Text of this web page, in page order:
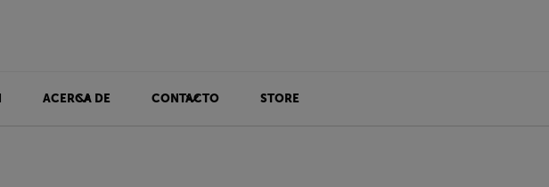
ACERCA DE CONTACTO STORE